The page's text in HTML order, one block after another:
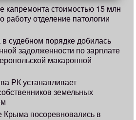
капремонта стоимостью 15 млн
работу отделение патологии
судебном порядке добилась
задолженности по зарплате
макаронной
РК устанавливает
земельных
Крыма посоревновались в